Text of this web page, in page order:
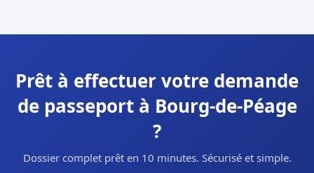
Prêt à effectuer votre demande
de passeport à Bourg-de-Péage
?
Dossier complet prêt en 10 minutes. Sécurisé et simple.